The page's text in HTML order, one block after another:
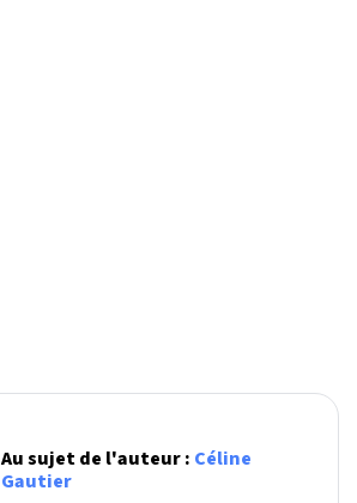
Au sujet de l'auteur : Céline
Gautier